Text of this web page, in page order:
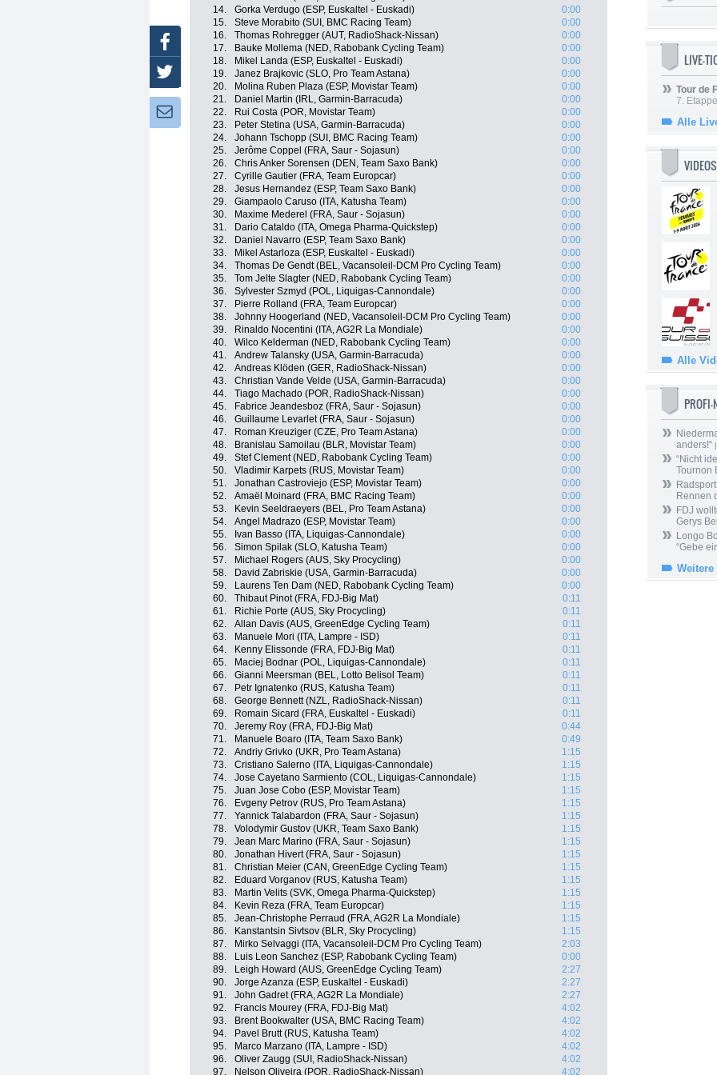
14.
Gorka Verdugo (ESP, Euskaltel - Euskadi)
0:00
15.
Steve Morabito (SUI, BMC Racing Team)
0:00
16.
Thomas Rohregger (AUT, RadioShack-Nissan)
0:00
17.
Bauke Mollema (NED, Rabobank Cycling Team)
0:00
18.
Mikel Landa (ESP, Euskaltel - Euskadi)
0:00
19.
Janez Brajkovic (SLO, Pro Team Astana)
0:00
20.
Molina Ruben Plaza (ESP, Movistar Team)
0:00
21.
Daniel Martin (IRL, Garmin-Barracuda)
0:00
22.
Rui Costa (POR, Movistar Team)
0:00
23.
Peter Stetina (USA, Garmin-Barracuda)
0:00
24.
Johann Tschopp (SUI, BMC Racing Team)
0:00
25.
Jerôme Coppel (FRA, Saur - Sojasun)
0:00
26.
Chris Anker Sorensen (DEN, Team Saxo Bank)
0:00
27.
Cyrille Gautier (FRA, Team Europcar)
0:00
28.
Jesus Hernandez (ESP, Team Saxo Bank)
0:00
29.
Giampaolo Caruso (ITA, Katusha Team)
0:00
30.
Maxime Mederel (FRA, Saur - Sojasun)
0:00
31.
Dario Cataldo (ITA, Omega Pharma-Quickstep)
0:00
32.
Daniel Navarro (ESP, Team Saxo Bank)
0:00
33.
Mikel Astarloza (ESP, Euskaltel - Euskadi)
0:00
34.
Thomas De Gendt (BEL, Vacansoleil-DCM Pro Cycling Team)
0:00
35.
Tom Jelte Slagter (NED, Rabobank Cycling Team)
0:00
36.
Sylvester Szmyd (POL, Liquigas-Cannondale)
0:00
37.
Pierre Rolland (FRA, Team Europcar)
0:00
38.
Johnny Hoogerland (NED, Vacansoleil-DCM Pro Cycling Team)
0:00
39.
Rinaldo Nocentini (ITA, AG2R La Mondiale)
0:00
40.
Wilco Kelderman (NED, Rabobank Cycling Team)
0:00
41.
Andrew Talansky (USA, Garmin-Barracuda)
0:00
42.
Andreas Klöden (GER, RadioShack-Nissan)
0:00
43.
Christian Vande Velde (USA, Garmin-Barracuda)
0:00
44.
Tiago Machado (POR, RadioShack-Nissan)
0:00
45.
Fabrice Jeandesboz (FRA, Saur - Sojasun)
0:00
46.
Guillaume Levarlet (FRA, Saur - Sojasun)
0:00
47.
Roman Kreuziger (CZE, Pro Team Astana)
0:00
48.
Branislau Samoilau (BLR, Movistar Team)
0:00
49.
Stef Clement (NED, Rabobank Cycling Team)
0:00
50.
Vladimir Karpets (RUS, Movistar Team)
0:00
51.
Jonathan Castroviejo (ESP, Movistar Team)
0:00
52.
Amaël Moinard (FRA, BMC Racing Team)
0:00
53.
Kevin Seeldraeyers (BEL, Pro Team Astana)
0:00
54.
Angel Madrazo (ESP, Movistar Team)
0:00
55.
Ivan Basso (ITA, Liquigas-Cannondale)
0:00
56.
Simon Spilak (SLO, Katusha Team)
0:00
57.
Michael Rogers (AUS, Sky Procycling)
0:00
58.
David Zabriskie (USA, Garmin-Barracuda)
0:00
59.
Laurens Ten Dam (NED, Rabobank Cycling Team)
0:00
60.
Thibaut Pinot (FRA, FDJ-Big Mat)
0:11
61.
Richie Porte (AUS, Sky Procycling)
0:11
62.
Allan Davis (AUS, GreenEdge Cycling Team)
0:11
63.
Manuele Mori (ITA, Lampre - ISD)
0:11
64.
Kenny Elissonde (FRA, FDJ-Big Mat)
0:11
65.
Maciej Bodnar (POL, Liquigas-Cannondale)
0:11
66.
Gianni Meersman (BEL, Lotto Belisol Team)
0:11
67.
Petr Ignatenko (RUS, Katusha Team)
0:11
68.
George Bennett (NZL, RadioShack-Nissan)
0:11
69.
Romain Sicard (FRA, Euskaltel - Euskadi)
0:11
70.
Jeremy Roy (FRA, FDJ-Big Mat)
0:44
71.
Manuele Boaro (ITA, Team Saxo Bank)
0:49
72.
Andriy Grivko (UKR, Pro Team Astana)
1:15
73.
Cristiano Salerno (ITA, Liquigas-Cannondale)
1:15
74.
Jose Cayetano Sarmiento (COL, Liquigas-Cannondale)
1:15
75.
Juan Jose Cobo (ESP, Movistar Team)
1:15
76.
Evgeny Petrov (RUS, Pro Team Astana)
1:15
77.
Yannick Talabardon (FRA, Saur - Sojasun)
1:15
78.
Volodymir Gustov (UKR, Team Saxo Bank)
1:15
79.
Jean Marc Marino (FRA, Saur - Sojasun)
1:15
80.
Jonathan Hivert (FRA, Saur - Sojasun)
1:15
81.
Christian Meier (CAN, GreenEdge Cycling Team)
1:15
82.
Eduard Vorganov (RUS, Katusha Team)
1:15
83.
Martin Velits (SVK, Omega Pharma-Quickstep)
1:15
84.
Kevin Reza (FRA, Team Europcar)
1:15
85.
Jean-Christophe Perraud (FRA, AG2R La Mondiale)
1:15
86.
Kanstantsin Sivtsov (BLR, Sky Procycling)
1:15
87.
Mirko Selvaggi (ITA, Vacansoleil-DCM Pro Cycling Team)
2:03
88.
Luis Leon Sanchez (ESP, Rabobank Cycling Team)
0:00
89.
Leigh Howard (AUS, GreenEdge Cycling Team)
2:27
90.
Jorge Azanza (ESP, Euskaltel - Euskadi)
2:27
91.
John Gadret (FRA, AG2R La Mondiale)
2:27
92.
Francis Mourey (FRA, FDJ-Big Mat)
4:02
93.
Brent Bookwalter (USA, BMC Racing Team)
4:02
94.
Pavel Brutt (RUS, Katusha Team)
4:02
95.
Marco Marzano (ITA, Lampre - ISD)
4:02
96.
Oliver Zaugg (SUI, RadioShack-Nissan)
4:02
97.
Nelson Oliveira (POR, RadioShack-Nissan) 4:02
LIVE-
Tour de
7.
Alle
Alle
anders!“
“Nicht
Tournon
Rennen
FDJ
Gerys
Longo
“Gebe
Weitere
Facebook
Twitter
Newsletter: